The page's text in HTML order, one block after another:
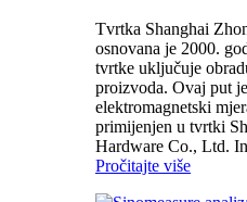
Tvrtka Shanghai
osnovana je 2000.
tvrtke uključuje
proizvoda. Ovaj put
elektromagnetski
primijenjen u tvrtki
Hardware Co., Ltd.
Pročitajte više